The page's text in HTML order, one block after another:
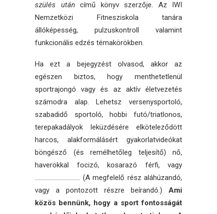
szülés utáncímű könyv szerzője. Az IWI
Nemzetközi Fitnesziskola tanára
állóképesség, pulzuskontroll valamint
funkcionális edzés témakörökben.
Ha ezt a bejegyzést olvasod, akkor az
egészen biztos, hogy menthetetlenül
sportrajongó vagy és az aktív életvezetés
számodra alap. Lehetsz versenysportoló,
szabadidő sportoló, hobbi futó/triatlonos,
terepakadályok leküzdésére elköteleződött
harcos, alakformálásért gyakorlatvideókat
böngésző (és remélhetőleg teljesítő) nő,
haverokkal focizó, kosarazó férfi, vagy
…………………………. (A megfelelő rész aláhúzandó,
vagy a pontozott részre beírandó.) Ami
közös bennünk, hogy a sport fontosságát